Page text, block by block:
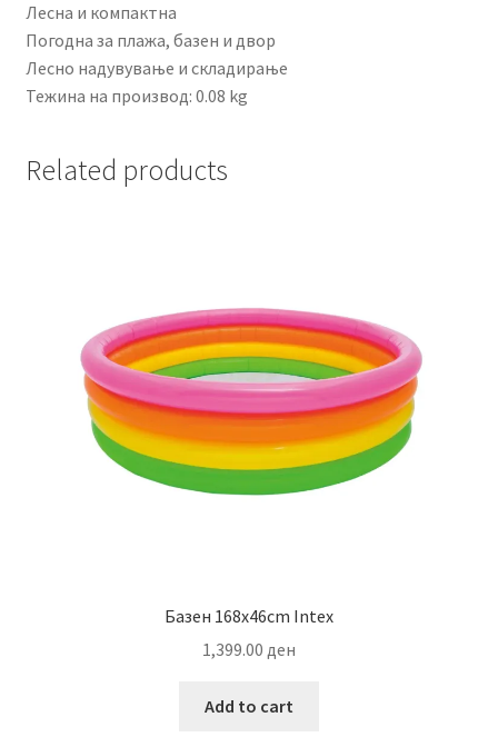
Лесна и компактна
Погодна за плажа, базен и двор
Лесно надувување и складирање
Тежина на производ: 0.08 kg
Related products
Базен 168х46cm Intex
1,399.00 ден
Add to cart